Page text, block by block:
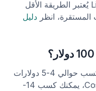
بروتوكولات التخزين السائل مثل Lido يُعتبر الطريقة الأقل
انظر دليل
بمعدل 4-5% APY، 100 دولار ستكسب حوالي 4-5 دولارات
سنوياً. مع Cosmos (14-19.5% APY)، يمكنك كسب 14-